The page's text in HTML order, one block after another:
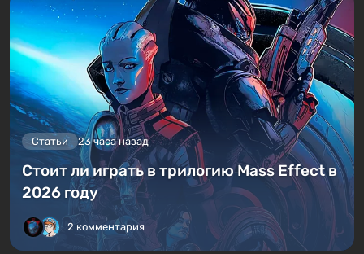
Статьи 23 часа назад
Стоит ли играть в трилогию Mass Effect в
2026 году
2 комментария